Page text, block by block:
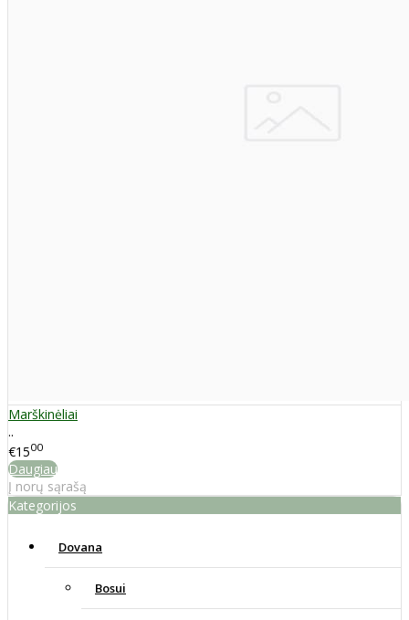
Marškinėliai
..
€1500
Daugiau
Į norų sąrašą
Kategorijos
Dovana
Bosui